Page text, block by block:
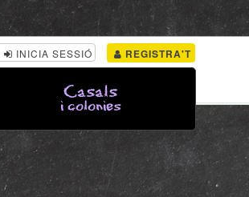
INICIA SESSIÓ REGISTRA'T
Casals
i colonies